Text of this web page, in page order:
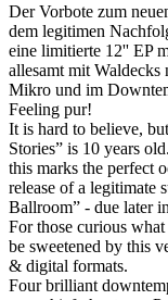
Der Vorbote zum
dem legitimen
eine limitierte 12'' EP
allesamt mit Waldecks
Mikro und im
Feeling pur!
It is hard to believe,
Stories” is 10 years
this marks the perfect
release of a legitimate
Ballroom” - due later
For those curious
be sweetened by this
& digital formats.
Four brilliant